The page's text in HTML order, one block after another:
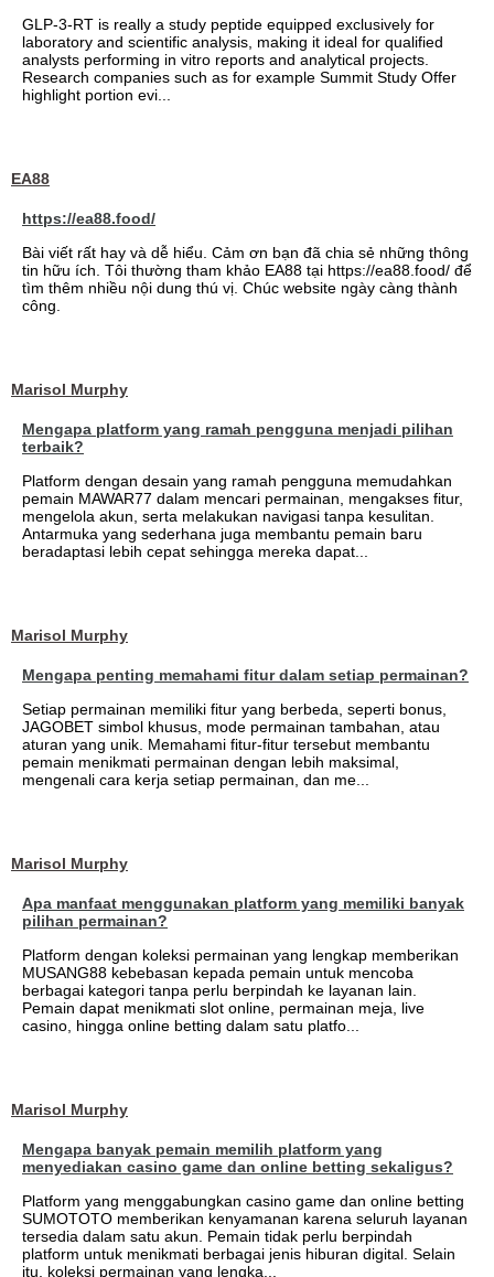
GLP-3-RT is really a study peptide equipped exclusively for
laboratory and scientific analysis, making it ideal for qualified
analysts performing in vitro reports and analytical projects.
Research companies such as for example Summit Study Offer
highlight portion evi...
EA88
https://ea88.food/
Bài viết rất hay và dễ hiểu. Cảm ơn bạn đã chia sẻ những thông
tin hữu ích. Tôi thường tham khảo EA88 tại https://ea88.food/ để
tìm thêm nhiều nội dung thú vị. Chúc website ngày càng thành
công.
Marisol Murphy
Mengapa platform yang ramah pengguna menjadi pilihan
terbaik?
Platform dengan desain yang ramah pengguna memudahkan
pemain MAWAR77 dalam mencari permainan, mengakses fitur,
mengelola akun, serta melakukan navigasi tanpa kesulitan.
Antarmuka yang sederhana juga membantu pemain baru
beradaptasi lebih cepat sehingga mereka dapat...
Marisol Murphy
Mengapa penting memahami fitur dalam setiap permainan?
Setiap permainan memiliki fitur yang berbeda, seperti bonus,
JAGOBET simbol khusus, mode permainan tambahan, atau
aturan yang unik. Memahami fitur-fitur tersebut membantu
pemain menikmati permainan dengan lebih maksimal,
mengenali cara kerja setiap permainan, dan me...
Marisol Murphy
Apa manfaat menggunakan platform yang memiliki banyak
pilihan permainan?
Platform dengan koleksi permainan yang lengkap memberikan
MUSANG88 kebebasan kepada pemain untuk mencoba
berbagai kategori tanpa perlu berpindah ke layanan lain.
Pemain dapat menikmati slot online, permainan meja, live
casino, hingga online betting dalam satu platfo...
Marisol Murphy
Mengapa banyak pemain memilih platform yang
menyediakan casino game dan online betting sekaligus?
Platform yang menggabungkan casino game dan online betting
SUMOTOTO memberikan kenyamanan karena seluruh layanan
tersedia dalam satu akun. Pemain tidak perlu berpindah
platform untuk menikmati berbagai jenis hiburan digital. Selain
itu, koleksi permainan yang lengka...